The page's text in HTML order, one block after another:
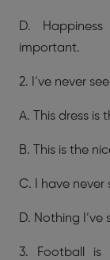
D.
important.
2. I’ve never
A. This dress is
B. This is the
C. I have never
D. Nothing I’ve
3. Football